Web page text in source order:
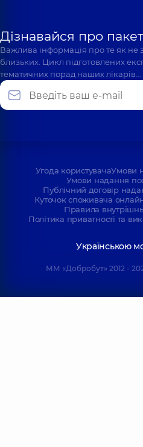
Дізнавайся про
Важлива інформація про те як не
близьких. Цикл підготовлених
тематичних порад наших лікарів…
Угода користувачаУмови
Умови надання
Публічний договір
Куточок споживача
Правила
Політика приватності та
Українською
ММ «Добробут» 2012 -